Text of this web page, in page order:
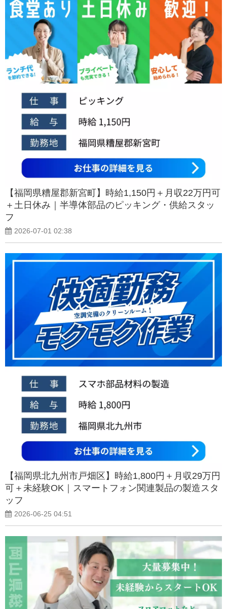
【福岡県糟屋郡新宮町】時給1,150円＋月収22万円可
＋土日休み｜半導体部品のピッキング・供給スタッ
フ
2026-07-01 02:38
【福岡県北九州市戸畑区】時給1,800円＋月収29万円
可＋未経験OK｜スマートフォン関連製品の製造スタ
ッフ
2026-06-25 04:51